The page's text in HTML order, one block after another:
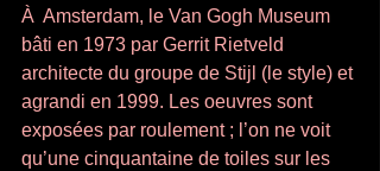
À  Amsterdam, le Van Gogh Museum
bâti en 1973 par Gerrit Rietveld
architecte du groupe de Stijl (le style) et
agrandi en 1999. Les oeuvres sont
exposées par roulement ; l’on ne voit
qu’une cinquantaine de toiles sur les